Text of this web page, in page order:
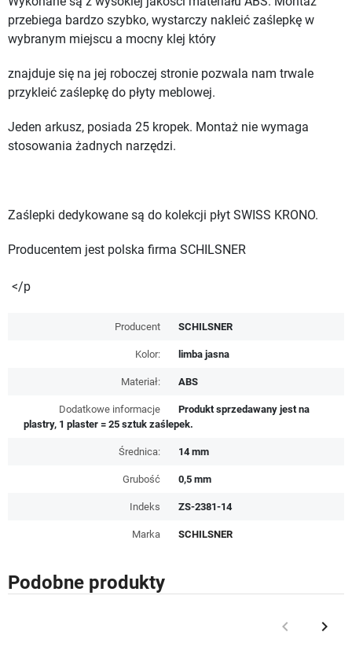
przebiega bardzo szybko, wystarczy nakleić zaślepkę w
wybranym miejscu a mocny klej który
znajduje się na jej roboczej stronie pozwala nam trwale
przykleić zaślepkę do płyty meblowej.
Jeden arkusz, posiada 25 kropek. Montaż nie wymaga
stosowania żadnych narzędzi.
Zaślepki dedykowane są do kolekcji płyt SWISS KRONO.
Producentem jest polska firma SCHILSNER
</p
Producent SCHILSNER
Kolor: limba jasna
Materiał: ABS
Dodatkowe informacje
Produkt sprzedawany jest na
plastry, 1 plaster = 25 sztuk zaślepek.
Średnica: 14 mm
Grubość 0,5 mm
Indeks ZS-2381-14
Marka SCHILSNER
Podobne produkty
Poprzedni
keyboard_arrow_left keyboard_arrow_right